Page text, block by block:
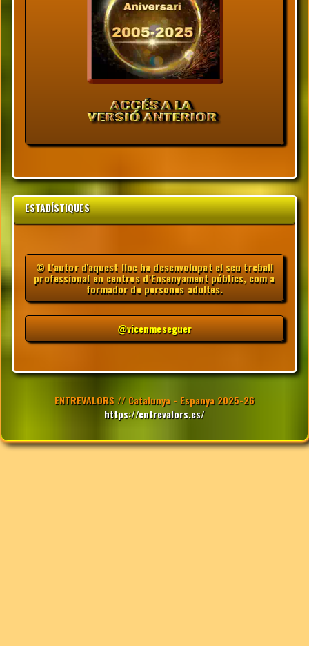
ESTADÍSTIQUES
© L'autor d'aquest lloc ha desenvolupat el seu treball
professional en centres d’Ensenyament públics, com a
formador de persones adultes.
@vicenmeseguer
ENTREVALORS // Catalunya - Espanya 2025-26
https://entrevalors.es/